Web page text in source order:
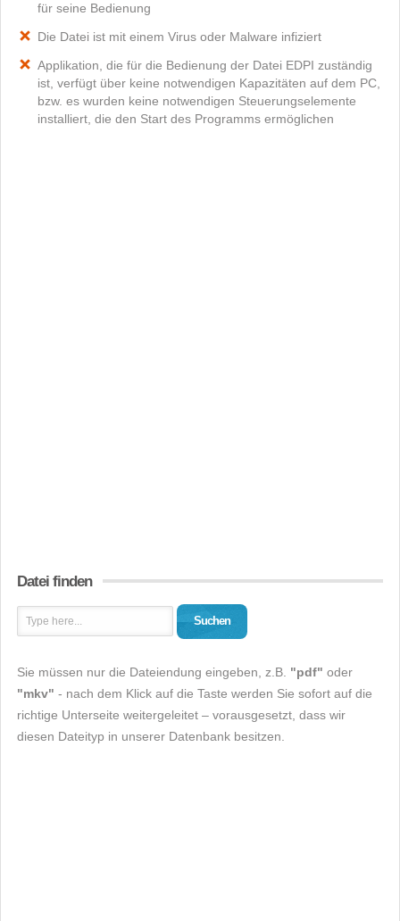
für seine Bedienung
Die Datei ist mit einem Virus oder Malware infiziert
Applikation, die für die Bedienung der Datei EDPI zuständig
ist, verfügt über keine notwendigen Kapazitäten auf dem PC,
bzw. es wurden keine notwendigen Steuerungselemente
installiert, die den Start des Programms ermöglichen
Datei finden
Suchen
Sie müssen nur die Dateiendung eingeben, z.B. "pdf" oder
"mkv" - nach dem Klick auf die Taste werden Sie sofort auf die
richtige Unterseite weitergeleitet – vorausgesetzt, dass wir
diesen Dateityp in unserer Datenbank besitzen.